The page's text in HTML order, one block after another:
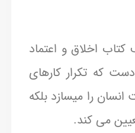
کتاب اخلاق و اعتماد
که تکرار کارهای
را میسازد بلکه
می کند.